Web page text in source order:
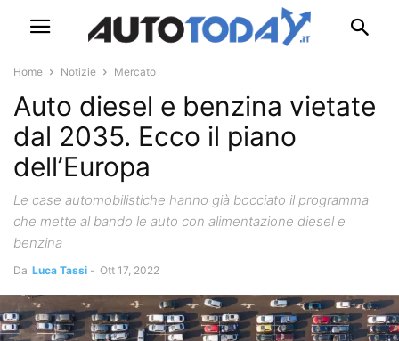
Home Notizie Mercato
Auto diesel e benzina vietate
dal 2035. Ecco il piano
dell’Europa
Le case automobilistiche hanno già bocciato il programma
che mette al bando le auto con alimentazione diesel e
benzina
Da Luca Tassi - Ott 17, 2022